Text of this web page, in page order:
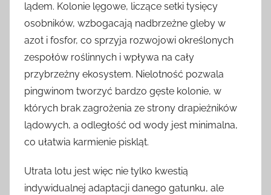
lądem. Kolonie lęgowe, liczące setki tysięcy
osobników, wzbogacają nadbrzeżne gleby w
azot i fosfor, co sprzyja rozwojowi określonych
zespołów roślinnych i wpływa na cały
przybrzeżny ekosystem. Nielotność pozwala
pingwinom tworzyć bardzo gęste kolonie, w
których brak zagrożenia ze strony drapieżników
lądowych, a odległość od wody jest minimalna,
co ułatwia karmienie piskląt.
Utrata lotu jest więc nie tylko kwestią
indywidualnej adaptacji danego gatunku, ale